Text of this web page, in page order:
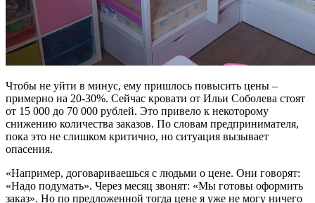
Чтобы не уйти в минус, ему пришлось повысить цены –
примерно на 20-30%. Сейчас кровати от Ильи Соболева стоят
от 15 000 до 70 000 рублей. Это привело к некоторому
снижению количества заказов. По словам предпринимателя,
пока это не слишком критично, но ситуация вызывает
опасения.
«Например, договариваешься с людьми о цене. Они говорят:
«Надо подумать». Через месяц звонят: «Мы готовы оформить
заказ». Но по предложенной тогда цене я уже не могу ничего